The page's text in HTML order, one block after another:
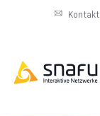
Kontakt